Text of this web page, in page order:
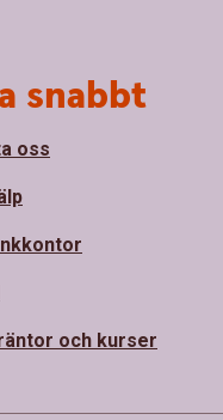
snabbt
oss
och kurser